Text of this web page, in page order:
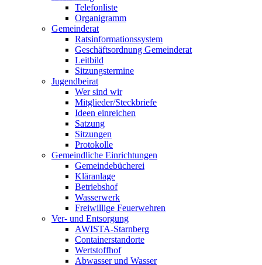
Telefonliste
Organigramm
Gemeinderat
Ratsinformationssystem
Geschäftsordnung Gemeinderat
Leitbild
Sitzungstermine
Jugendbeirat
Wer sind wir
Mitglieder/Steckbriefe
Ideen einreichen
Satzung
Sitzungen
Protokolle
Gemeindliche Einrichtungen
Gemeindebücherei
Kläranlage
Betriebshof
Wasserwerk
Freiwillige Feuerwehren
Ver- und Entsorgung
AWISTA-Starnberg
Containerstandorte
Wertstoffhof
Abwasser und Wasser